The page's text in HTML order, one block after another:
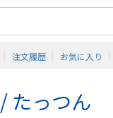
注文履歴 お気に入り
たっつん